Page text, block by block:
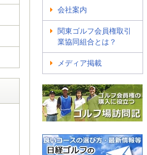
会社案内
関東ゴルフ会員権取引
業協同組合とは？
メディア掲載